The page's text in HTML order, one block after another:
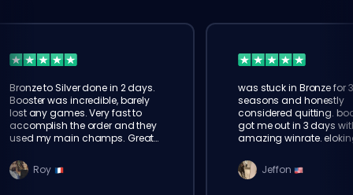
Bronze to Silver done in 2 days.
Booster was incredible, barely
lost any games. Very fast to
accomplish the order and they
used my main champs. Great
Roy
was stuck in Bronze for 3
seasons and honestly
considered quitting.
got me out in 3 days
amazing winrate.
Jeffon